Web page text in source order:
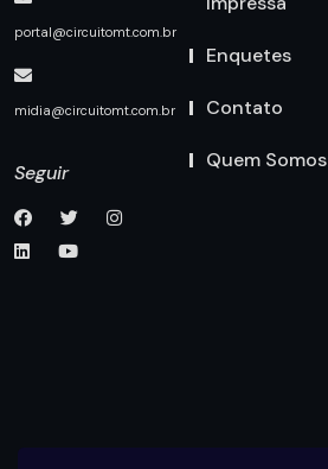
portal@circuitomt.com.br
midia@circuitomt.com.br
Seguir
Enquetes
Contato
Quem Somos